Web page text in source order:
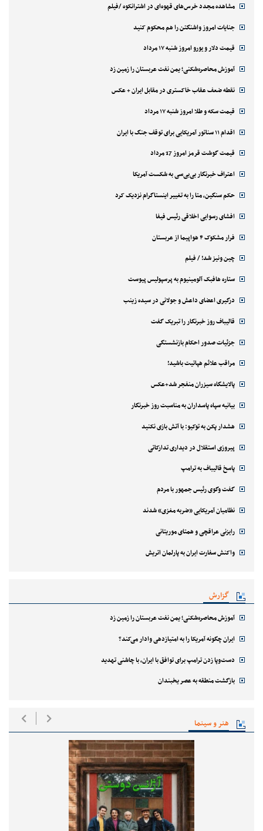
مشاهده مجدد خرس‌های قهوه‌ای در اشترانکوه /فیلم
جنایات امروز واشنگتن را هم محکوم کنید
قیمت دلار و یورو امروز شنبه ۱۷ مرداد
آموزش محاصره‌شکنی؛ یمن نفت عربستان را زمین زد
نقطه ضعف عقاب خاکستری در مقابل ایران + عکس
قیمت سکه و طلا امروز شنبه ۱۷ مرداد
اقدام ۱۱ سناتور آمریکایی برای توقف جنگ با ایران
قیمت گوشت قرمز امروز 17 مرداد
اعتراف خبرنگار بی‌بی‌سی به شکست آمریکا
حکم سنگین، متا را به تغییر اینستاگرام نزدیک کرد
افشای رسوایی اخلاقی رئیس فیفا
فرار مشکوک ۴ هواپیما از عربستان
چین ونیز شد! / فیلم
ستاره هافبک آلومینیوم به پرسپولیس پیوست
درگیری اعضای داعش و جولانی در سیده زینب
قالیباف روز خبرنگار را تبریک گفت
جزئیات صدور احکام بازنشستگی
مراقب علائم هپاتیت باشید!
پالایشگاه سیزران منفجر شد+عکس
بیانیه سپاه پاسداران به مناسبت روز خبرنگار
هشدار پکن به توکیو: با آتش بازی نکنید
پیروزی استقلال در دیداری تدارکاتی
پاسخ قالیباف به ترامپ
گفت وگوی رئیس جمهور با مردم
نظامیان آمریکایی «ضربه مغزی» شدند
رایزنی عراقچی و همتای موریتانی
واکنش سفارت ایران به پارلمان اتریش
گزارش
آموزش محاصره‌شکنی؛ یمن نفت عربستان را زمین زد
ایران چگونه آمریکا را به امتیازدهی وادار می‌کند؟
دست‌وپا زدن ترامپ برای توافق با ایران، با چاشنی تهدید
بازگشت منطقه به عصر یخبندان
هنر و سینما